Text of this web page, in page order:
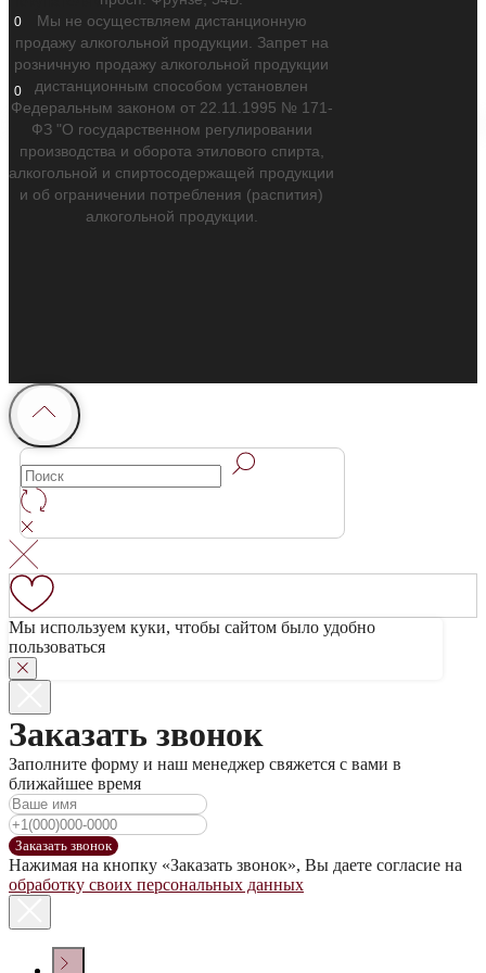
Мы не осуществляем дистанционную
продажу алкогольной продукции. Запрет на
розничную продажу алкогольной продукции
дистанционным способом установлен
Федеральным законом от 22.11.1995 № 171-
ФЗ "О государственном регулировании
производства и оборота этилового спирта,
алкогольной и спиртосодержащей продукции
и об ограничении потребления (распития)
алкогольной продукции.
0
0
Мы используем куки, чтобы сайтом было удобно
пользоваться
Заказать звонок
Заполните форму и наш менеджер свяжется с вами в
ближайшее время
Заказать звонок
Нажимая на кнопку «Заказать звонок», Вы даете согласие на
обработку своих персональных данных